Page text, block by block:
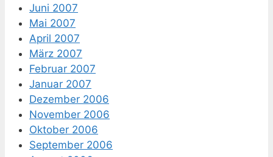
Juni 2007
Mai 2007
April 2007
März 2007
Februar 2007
Januar 2007
Dezember 2006
November 2006
Oktober 2006
September 2006